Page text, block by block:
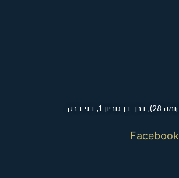
Facebook